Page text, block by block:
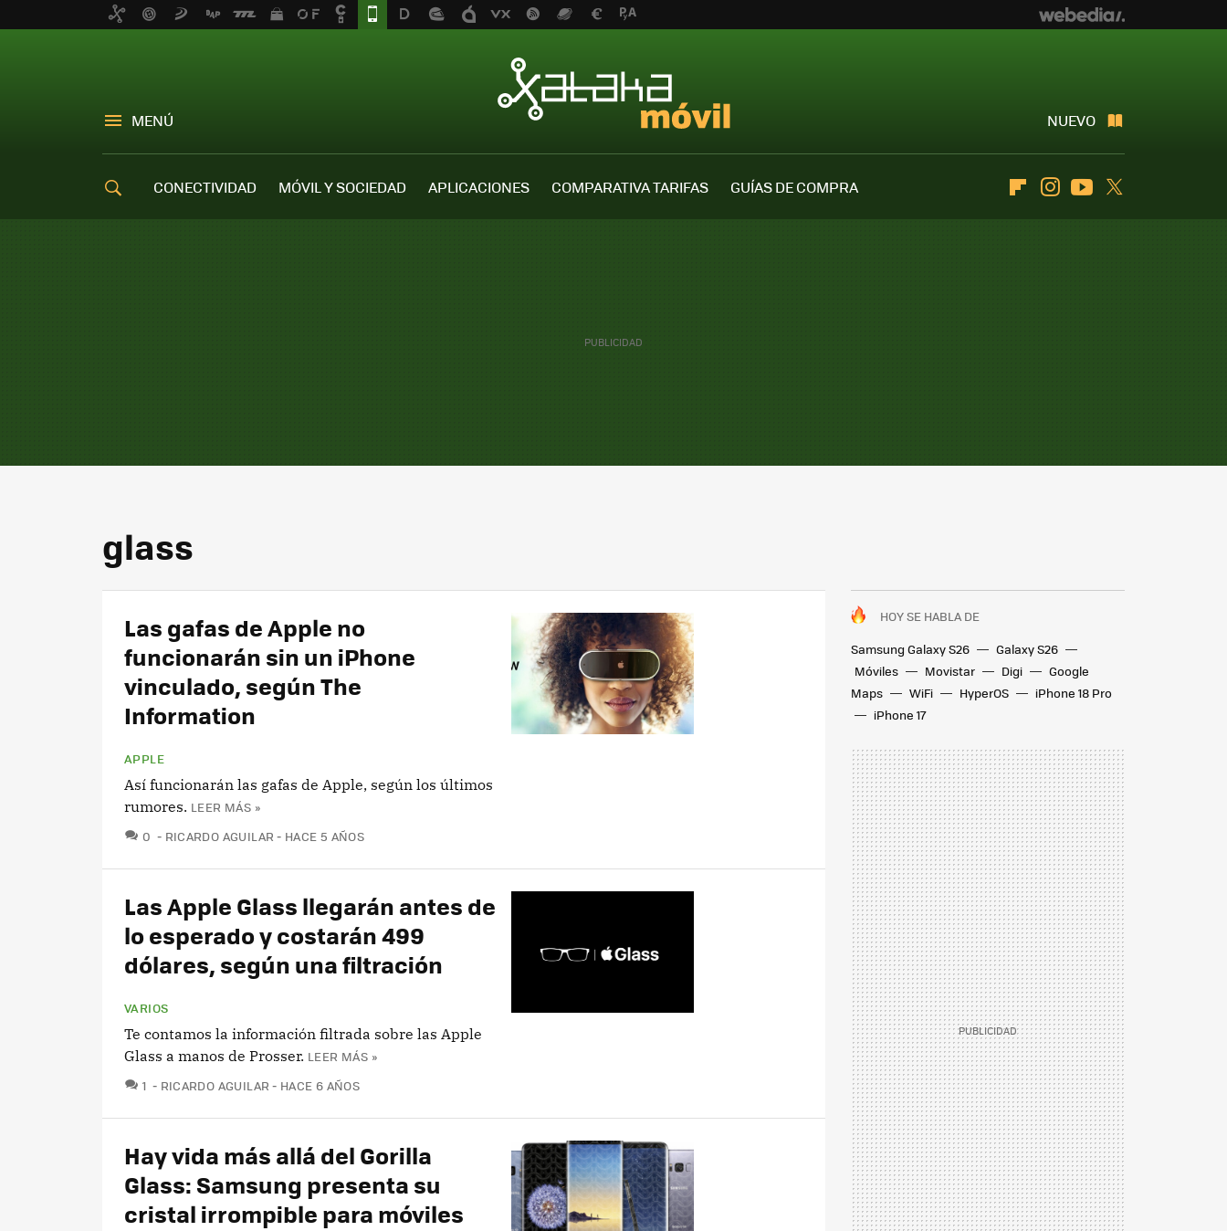
MENÚ NUEVO
CONECTIVIDAD MÓVIL Y SOCIEDAD APLICACIONES COMPARATIVA TARIFAS
GUÍAS DE COMPRA
FlipboardInstagramYoutube
glass
HOY SE HABLA DE
Samsung Galaxy S26
Galaxy S26
Móviles
Movistar Digi
Google
Maps
WiFi HyperOS
iPhone 18 Pro
iPhone 17
Las gafas de Apple no
funcionarán sin un iPhone
vinculado, según The
Information
APPLE
Así funcionarán las gafas de Apple, según los últimos
rumores. LEER MÁS »
0 COMENTARIOS
RICARDO AGUILAR HACE 5 AÑOS
Las Apple Glass llegarán antes de
lo esperado y costarán 499
dólares, según una filtración
VARIOS
Te contamos la información filtrada sobre las Apple
Glass a manos de Prosser. LEER MÁS »
1 COMENTARIOS
RICARDO AGUILAR HACE 6 AÑOS
Hay vida más allá del Gorilla
Glass: Samsung presenta su
cristal irrompible para móviles